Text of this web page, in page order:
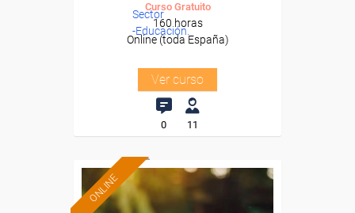
Sector
-Educación.
Curso Gratuito
160 horas
Online (toda España)
Ver curso
0 11
ONLINE